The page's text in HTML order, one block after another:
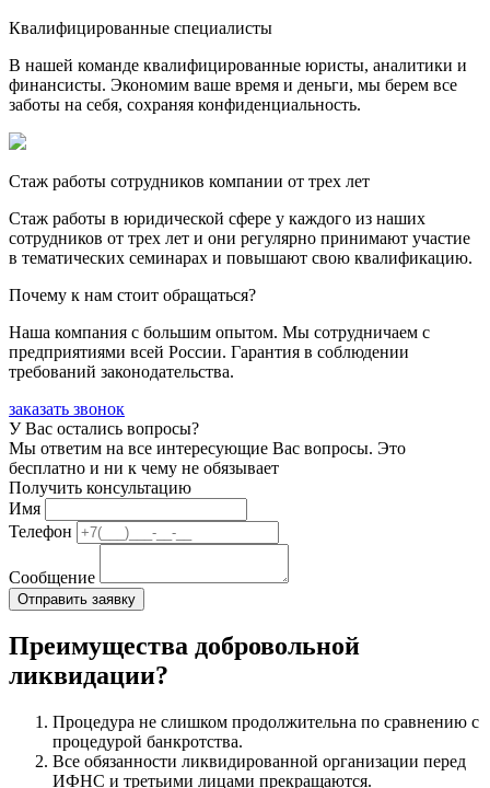
Квалифицированные специалисты
В нашей команде квалифицированные юристы, аналитики и
финансисты. Экономим ваше время и деньги, мы берем все
заботы на себя, сохраняя конфиденциальность.
Стаж работы сотрудников компании от трех лет
Стаж работы в юридической сфере у каждого из наших
сотрудников от трех лет и они регулярно принимают участие
в тематических семинарах и повышают свою квалификацию.
Почему к нам стоит обращаться?
Наша компания с большим опытом. Мы сотрудничаем с
предприятиями всей России. Гарантия в соблюдении
требований законодательства.
заказать звонок
У Вас остались вопросы?
Мы ответим на все интересующие Вас вопросы. Это
бесплатно и ни к чему не обязывает
Получить консультацию
Имя
Телефон
Сообщение
Преимущества добровольной
ликвидации?
Процедура не слишком продолжительна по сравнению с
процедурой банкротства.
Все обязанности ликвидированной организации перед
ИФНС и третьими лицами прекращаются.